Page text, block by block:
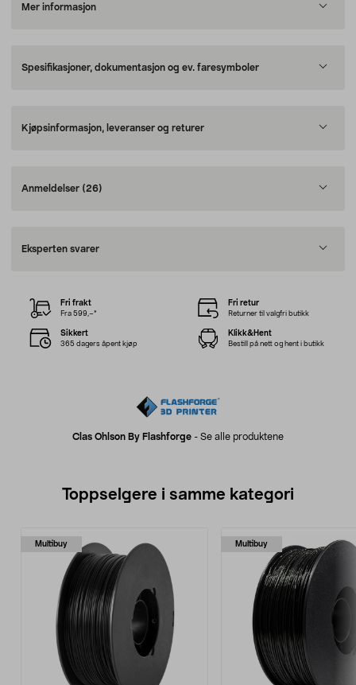
Mer informasjon
Spesifikasjoner, dokumentasjon og ev. faresymboler
Kjøpsinformasjon, leveranser og returer
Anmeldelser (26)
Eksperten svarer
Clas Ohlson By Flashforge - Se alle produktene
Fri frakt
Fra 599,–*
Fri retur
Returner til valgfri butikk
Sikkert
365 dagers åpent kjøp
Klikk&Hent
Bestill på nett og hent i butikk
Toppselgere i samme kategori
Multibuy Multibuy